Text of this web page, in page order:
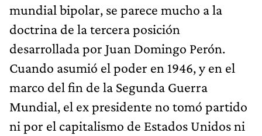
mundial bipolar, se parece mucho a la
doctrina de la tercera posición
desarrollada por Juan Domingo Perón.
Cuando asumió el poder en 1946, y en el
marco del fin de la Segunda Guerra
Mundial, el ex presidente no tomó partido
ni por el capitalismo de Estados Unidos ni